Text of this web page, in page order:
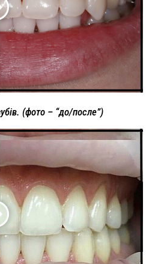
(фото – “до/после”)